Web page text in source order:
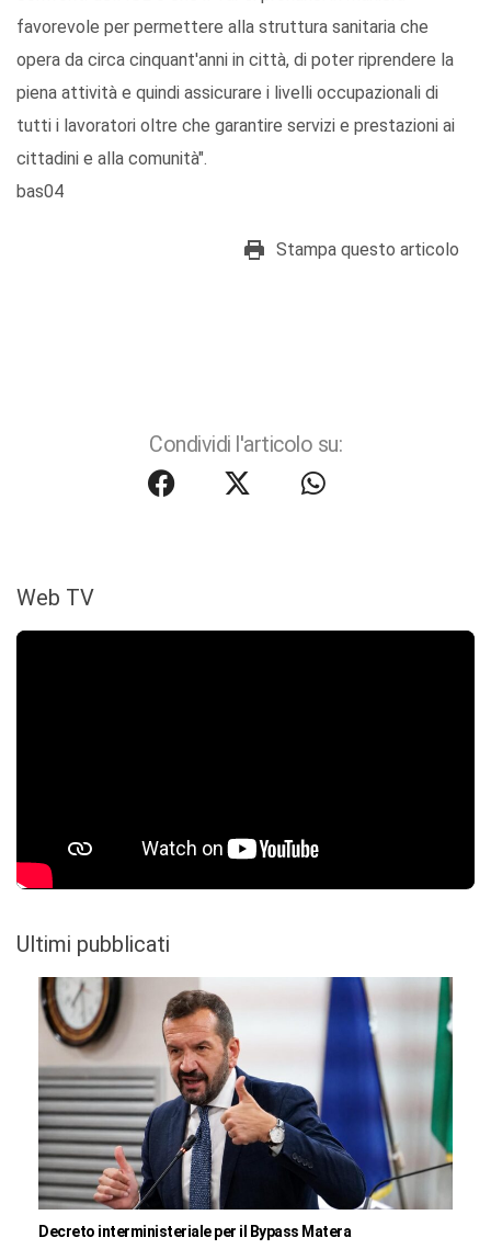
favorevole per permettere alla struttura sanitaria che
opera da circa cinquant'anni in città, di poter riprendere la
piena attività e quindi assicurare i livelli occupazionali di
tutti i lavoratori oltre che garantire servizi e prestazioni ai
cittadini e alla comunità".
bas04
Stampa questo articolo
Condividi l'articolo su:
Web TV
Ultimi pubblicati
Decreto interministeriale per il Bypass Matera